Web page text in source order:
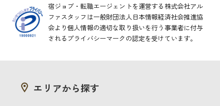
宿ジョブ・転職エージェントを運営する株式会社アル
ファスタッフは一般財団法人日本情報経済社会推進協
会より個人情報の適切な取り扱いを行う事業者に付与
されるプライバシーマークの認定を受けています。
エリアから探す